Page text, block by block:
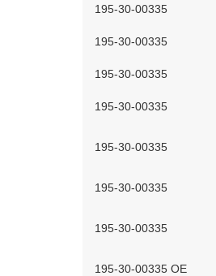
195-30-00335
195-30-00335
195-30-00335
195-30-00335
195-30-00335
195-30-00335
195-30-00335
195-30-00335 OE